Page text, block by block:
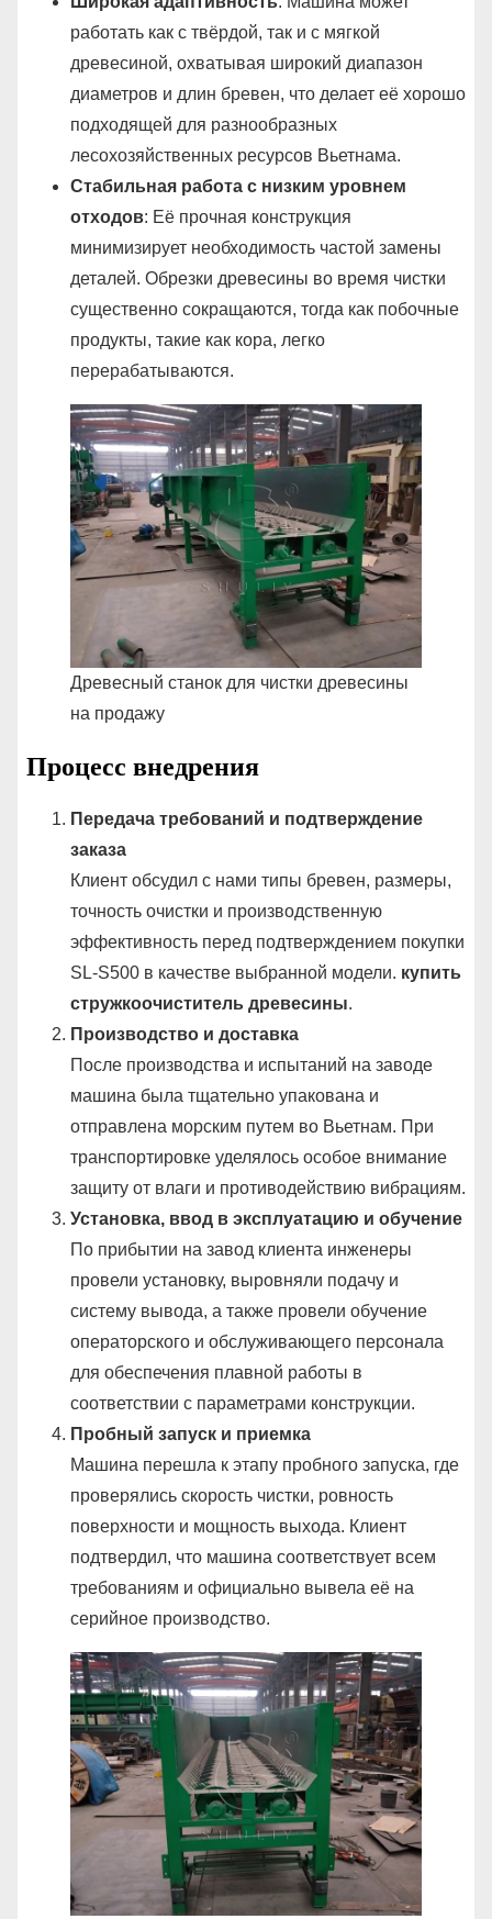
работать как с твёрдой, так и с мягкой
древесиной, охватывая широкий диапазон
диаметров и длин бревен, что делает её хорошо
подходящей для разнообразных
лесохозяйственных ресурсов Вьетнама.
Стабильная работа с низким уровнем
отходов: Её прочная конструкция
минимизирует необходимость частой замены
деталей. Обрезки древесины во время чистки
существенно сокращаются, тогда как побочные
продукты, такие как кора, легко
перерабатываются.
Древесный станок для чистки древесины
на продажу
Процесс внедрения
Передача требований и подтверждение
заказa
Клиент обсудил с нами типы бревен, размеры,
точность очистки и производственную
эффективность перед подтверждением покупки
SL-S500 в качестве выбранной модели. купить
стружкоочиститель древесины.
Производство и доставка
После производства и испытаний на заводе
машина была тщательно упакована и
отправлена морским путем во Вьетнам. При
транспортировке уделялось особое внимание
защиту от влаги и противодействию вибрациям.
Установка, ввод в эксплуатацию и обучение
По прибытии на завод клиента инженеры
провели установку, выровняли подачу и
систему вывода, а также провели обучение
операторского и обслуживающего персонала
для обеспечения плавной работы в
соответствии с параметрами конструкции.
Пробный запуск и приемка
Машина перешла к этапу пробного запуска, где
проверялись скорость чистки, ровность
поверхности и мощность выхода. Клиент
подтвердил, что машина соответствует всем
требованиям и официально вывела её на
серийное производство.